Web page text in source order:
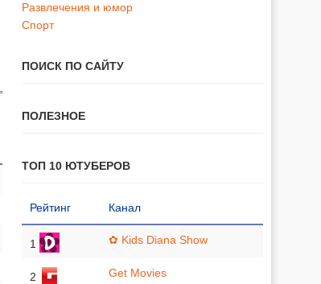
Развлечения и юмор
Спорт
ПОИСК ПО САЙТУ
ПОЛЕЗНОЕ
ТОП 10 ЮТУБЕРОВ
Рейтинг Канал
1 ✿ Kids Diana Show
2 Get Movies